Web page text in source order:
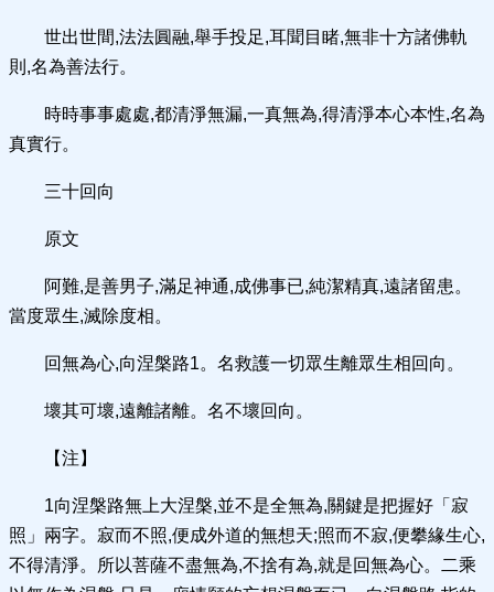
世出世間,法法圓融,舉手投足,耳聞目睹,無非十方諸佛軌
則,名為善法行。
時時事事處處,都清淨無漏,一真無為,得清淨本心本性,名為
真實行。
三十回向
原文
阿難,是善男子,滿足神通,成佛事已,純潔精真,遠諸留患。
當度眾生,滅除度相。
回無為心,向涅槃路1。名救護一切眾生離眾生相回向。
壞其可壞,遠離諸離。名不壞回向。
【注】
1向涅槃路無上大涅槃,並不是全無為,關鍵是把握好「寂
照」兩字。寂而不照,便成外道的無想天;照而不寂,便攀緣生心,
不得清淨。所以菩薩不盡無為,不捨有為,就是回無為心。二乘